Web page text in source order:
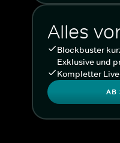
Alles
Blockbuster
Exklusive und
Kompletter
AB